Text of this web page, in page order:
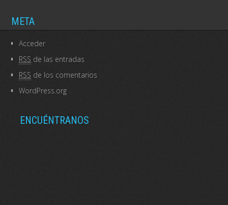
META
Acceder
RSS de las entradas
RSS de los comentarios
WordPress.org
ENCUÉNTRANOS